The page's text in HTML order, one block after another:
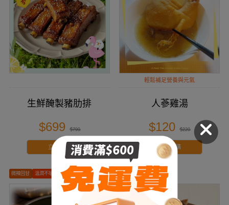
生鮮醃製豬肋排
$699 $799
立即搶購
輕鬆補足營養與元氣
人蔘雞湯
$120 $220
立即搶購
微辣回甘 溫潤不嗆 滋補養身 香氣濃郁